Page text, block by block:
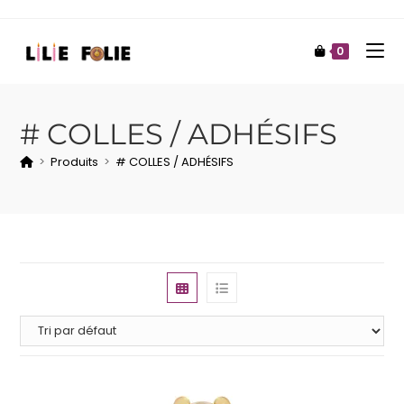
0
# COLLES / ADHÉSIFS
> Produits > # COLLES / ADHÉSIFS